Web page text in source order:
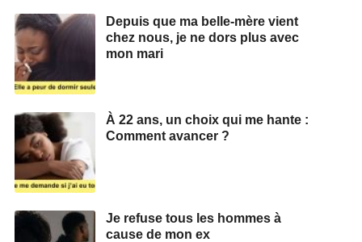
Depuis que ma belle-mère vient
chez nous, je ne dors plus avec
mon mari
À 22 ans, un choix qui me hante :
Comment avancer ?
Je refuse tous les hommes à
cause de mon ex